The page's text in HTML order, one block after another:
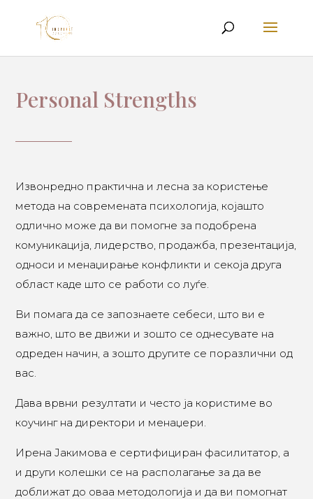
Personal Strengths
Извонредно практична и лесна за користење
метода на современата психологија, којашто
одлично може да ви помогне за подобрена
комуникација, лидерство, продажба, презентација,
односи и менаџирање конфликти и секоја друга
област каде што се работи со луѓе.
Ви помага да се запознаете себеси, што ви е
важно, што ве движи и зошто се однесувате на
одреден начин, а зошто другите се поразлични од
вас.
Дава врвни резултати и често ја користиме во
коучинг на директори и менаџери.
Ирена Јакимова е сертифициран фасилитатор, а
и други колешки се на располагање за да ве
доближат до оваа методологија и да ви помогнат